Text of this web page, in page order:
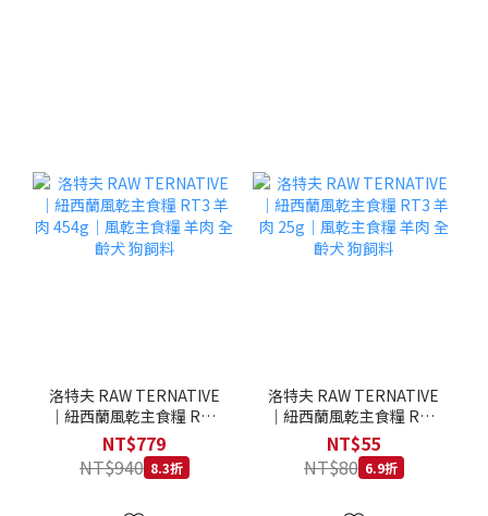
洛特夫 RAW TERNATIVE
｜紐西蘭風乾主食糧 RT3
羊肉 454g｜風乾主食糧 羊
肉 全齡犬 狗飼料
NT$779
NT$940 8.3折
洛特夫 RAW TERNATIVE
｜紐西蘭風乾主食糧 RT3
羊肉 25g｜風乾主食糧 羊
肉 全齡犬 狗飼料
NT$55
NT$80 6.9折